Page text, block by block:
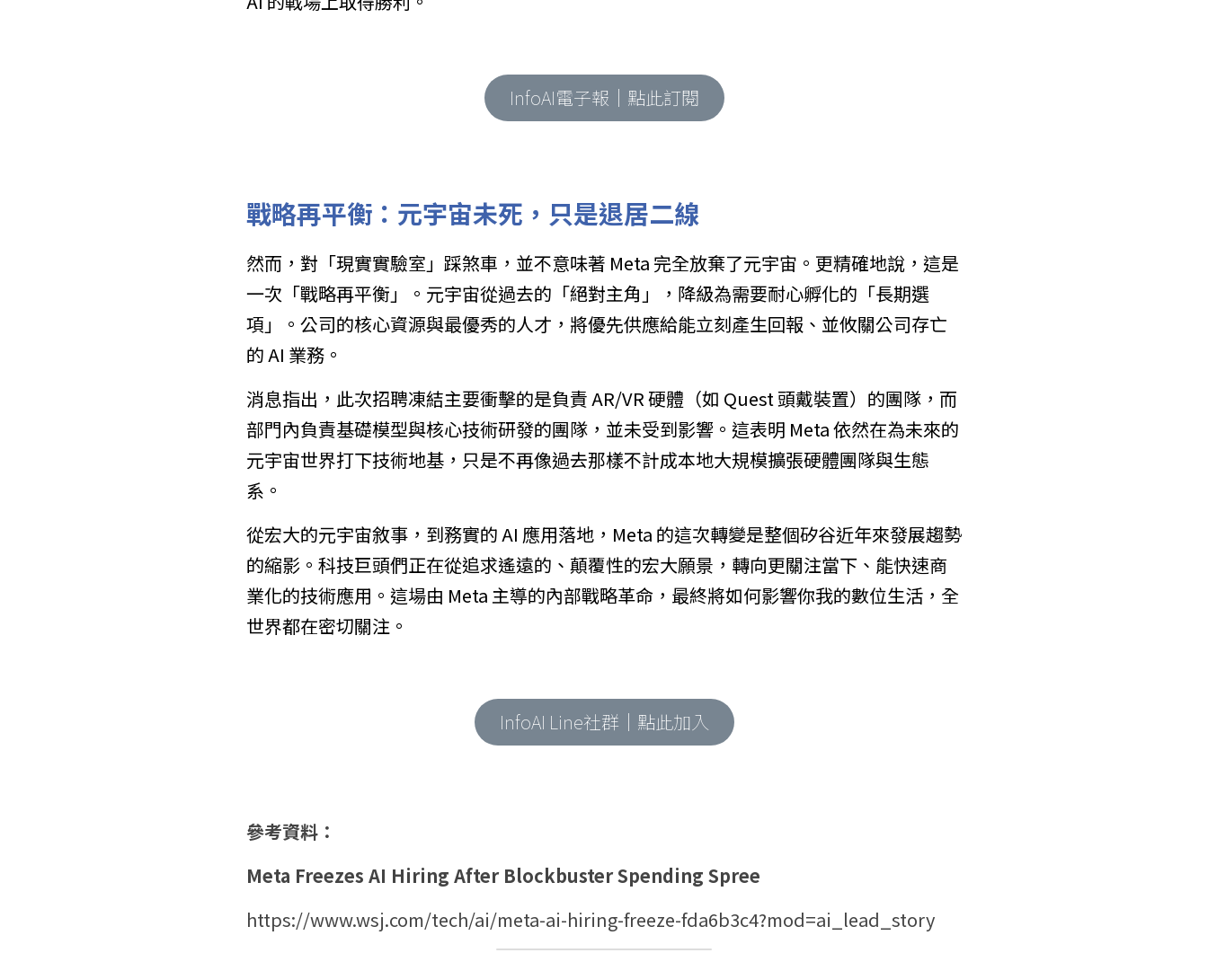
InfoAI電子報｜點此訂閱
戰略再平衡：元宇宙未死，只是退居二線
然而，對「現實實驗室」踩煞車，並不意味著 Meta 完全放棄了元宇宙。更精確地說，這是
一次「戰略再平衡」。元宇宙從過去的「絕對主角」，降級為需要耐心孵化的「長期選
項」。公司的核心資源與最優秀的人才，將優先供應給能立刻產生回報、並攸關公司存亡
的 AI 業務。
消息指出，此次招聘凍結主要衝擊的是負責 AR/VR 硬體（如 Quest 頭戴裝置）的團隊，而
部門內負責基礎模型與核心技術研發的團隊，並未受到影響。這表明 Meta 依然在為未來的
元宇宙世界打下技術地基，只是不再像過去那樣不計成本地大規模擴張硬體團隊與生態
系。
從宏大的元宇宙敘事，到務實的 AI 應用落地，Meta 的這次轉變是整個矽谷近年來發展趨勢
的縮影。科技巨頭們正在從追求遙遠的、顛覆性的宏大願景，轉向更關注當下、能快速商
業化的技術應用。這場由 Meta 主導的內部戰略革命，最終將如何影響你我的數位生活，全
世界都在密切關注。
InfoAI Line社群｜點此加入
參考資料：
Meta Freezes AI Hiring After Blockbuster Spending Spree
https://www.wsj.com/tech/ai/meta-ai-hiring-freeze-fda6b3c4?mod=ai_lead_story